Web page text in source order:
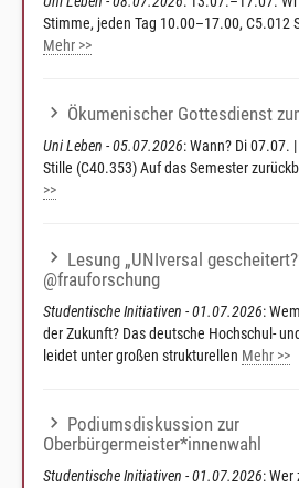
Stimme, jeden Tag 10.00–17.00, C5.012
Mehr >>
Ökumenischer Gottesdienst
Uni Leben - 05.07.2026: Wann? Di 07.07.
Stille (C40.353) Auf das Semester
>>
Lesung „UNIversal
@frauforschung
Studentische Initiativen - 01.07.2026:
der Zukunft? Das deutsche Hochschul-
leidet unter großen strukturellen Mehr >>
Podiumsdiskussion zur
Oberbürgermeister*innenwahl
Studentische Initiativen - 01.07.2026: Wer